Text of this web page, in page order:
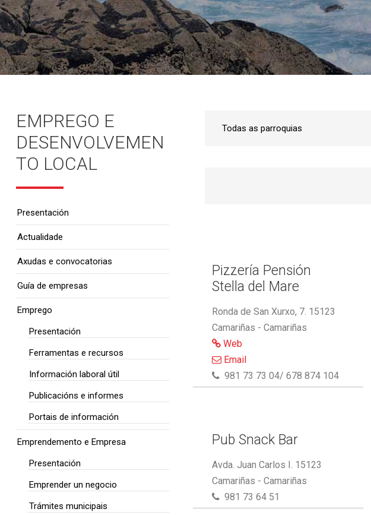
Pizzería Pensión
Stella del Mare
Ronda de San Xurxo, 7. 15123
Camariñas - Camariñas
Web
Email
981 73 73 04/ 678 874 104
Pub Snack Bar
Avda. Juan Carlos I. 15123
Camariñas - Camariñas
981 73 64 51
EMPREGO E
DESENVOLVEMEN
TO LOCAL
Presentación
Actualidade
Axudas e convocatorias
Guía de empresas
Emprego
Presentación
Ferramentas e recursos
Información laboral útil
Publicacións e informes
Portais de información
Emprendemento e Empresa
Presentación
Emprender un negocio
Trámites municipais